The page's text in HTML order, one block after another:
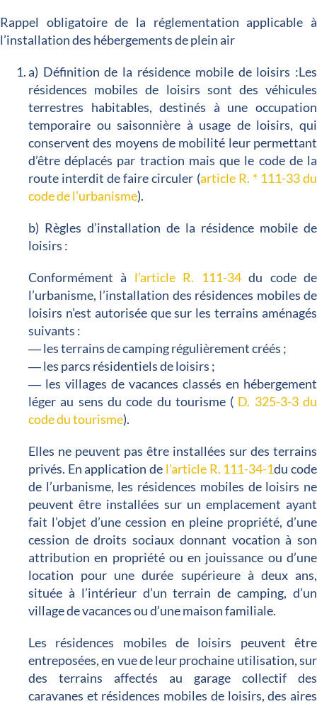
Rappel obligatoire de la réglementation applicable à
l’installation des hébergements de plein air
a) Définition de la résidence mobile de loisirs :Les
résidences mobiles de loisirs sont des véhicules
terrestres habitables, destinés à une occupation
temporaire ou saisonnière à usage de loisirs, qui
conservent des moyens de mobilité leur permettant
d’être déplacés par traction mais que le code de la
route interdit de faire circuler (article R. * 111-33 du
code de l’urbanisme).
b) Règles d’installation de la résidence mobile de
loisirs :
Conformément à l’article R. 111-34du code de
l’urbanisme, l’installation des résidences mobiles de
loisirs n’est autorisée que sur les terrains aménagés
suivants :
― les terrains de camping régulièrement créés ;
― les parcs résidentiels de loisirs ;
― les villages de vacances classés en hébergement
léger au sens du code du tourisme ( D. 325-3-3 du
code du tourisme).
Elles ne peuvent pas être installées sur des terrains
privés. En application de l’article R. 111-34-1du code
de l’urbanisme, les résidences mobiles de loisirs ne
peuvent être installées sur un emplacement ayant
fait l’objet d’une cession en pleine propriété, d’une
cession de droits sociaux donnant vocation à son
attribution en propriété ou en jouissance ou d’une
location pour une durée supérieure à deux ans,
située à l’intérieur d’un terrain de camping, d’un
village de vacances ou d’une maison familiale.
Les résidences mobiles de loisirs peuvent être
entreposées, en vue de leur prochaine utilisation, sur
des terrains affectés au garage collectif des
caravanes et résidences mobiles de loisirs, des aires